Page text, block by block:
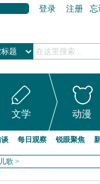
登录 注册 忘
文学 动漫
谈 每日观察 锐眼聚焦
儿歌 >